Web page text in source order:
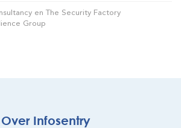
en The Security Factory
Group
Over Infosentry